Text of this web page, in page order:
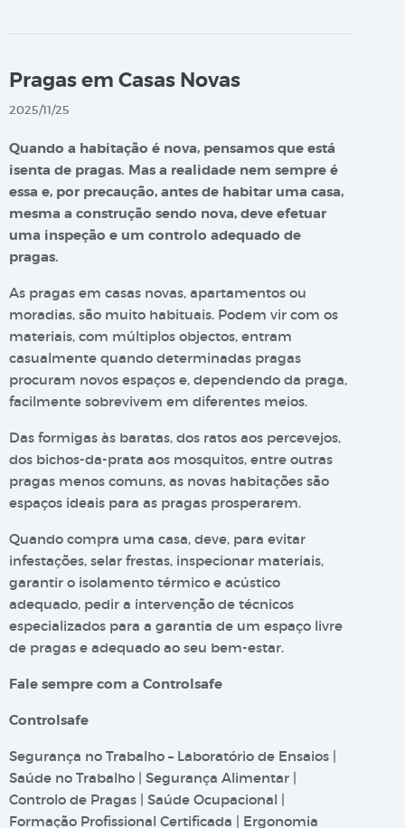
Pragas em Casas Novas
2025/11/25
Quando a habitação é nova, pensamos que está
isenta de pragas. Mas a realidade nem sempre é
essa e, por precaução, antes de habitar uma casa,
mesma a construção sendo nova, deve efetuar
uma inspeção e um controlo adequado de
pragas.
As pragas em casas novas, apartamentos ou
moradias, são muito habituais. Podem vir com os
materiais, com múltiplos objectos, entram
casualmente quando determinadas pragas
procuram novos espaços e, dependendo da praga,
facilmente sobrevivem em diferentes meios.
Das formigas às baratas, dos ratos aos percevejos,
dos bichos-da-prata aos mosquitos, entre outras
pragas menos comuns, as novas habitações são
espaços ideais para as pragas prosperarem.
Quando compra uma casa, deve, para evitar
infestações, selar frestas, inspecionar materiais,
garantir o isolamento térmico e acústico
adequado, pedir a intervenção de técnicos
especializados para a garantia de um espaço livre
de pragas e adequado ao seu bem-estar.
Fale sempre com a Controlsafe
Controlsafe
Segurança no Trabalho – Laboratório de Ensaios |
Saúde no Trabalho | Segurança Alimentar |
Controlo de Pragas | Saúde Ocupacional |
Formação Profissional Certificada | Ergonomia